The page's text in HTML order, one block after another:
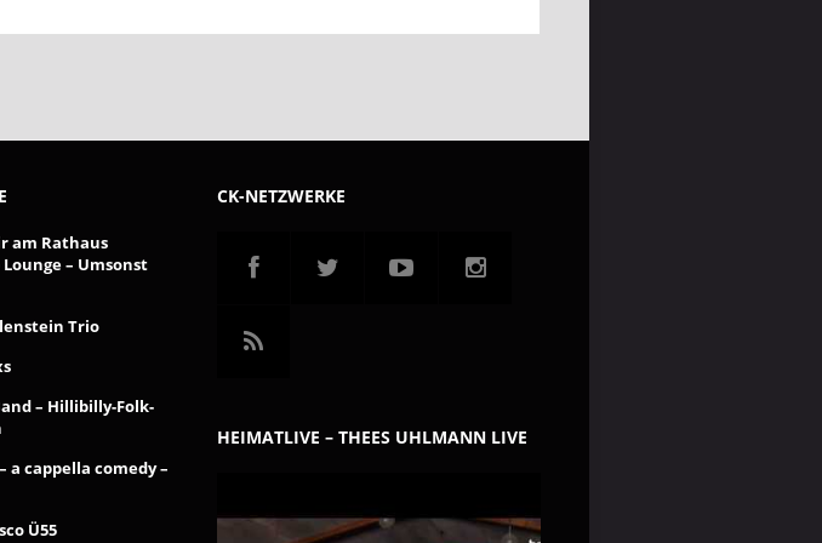
am Rathaus
– Umsonst
Trio
– Hillibilly-Folk-
a cappella comedy –
Ü55
CK-NETZWERKE
HEIMATLIVE – THEES UHLMANN LIVE